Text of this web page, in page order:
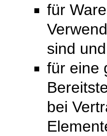
für
sind
für eine
bei